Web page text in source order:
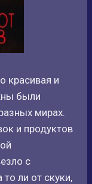
красивая и
были
мирах.
и продуктов
с
ли от скуки,